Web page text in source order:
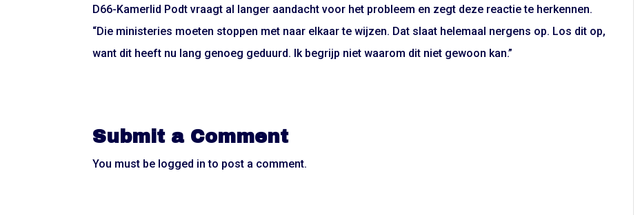
D66-Kamerlid Podt vraagt al langer aandacht voor het probleem en zegt deze reactie te herkennen.
“Die ministeries moeten stoppen met naar elkaar te wijzen. Dat slaat helemaal nergens op. Los dit op,
want dit heeft nu lang genoeg geduurd. Ik begrijp niet waarom dit niet gewoon kan.”
Submit a Comment
You must be logged in to post a comment.